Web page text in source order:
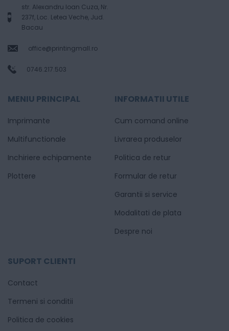
str. Alexandru Ioan Cuza, Nr.
237f, Loc. Letea Veche, Jud.
Bacau
office@printingmall.ro
0746.217.503
MENIU PRINCIPAL
Imprimante
Multifunctionale
Inchiriere echipamente
Plottere
INFORMATII UTILE
Cum comand online
Livrarea produselor
Politica de retur
Formular de retur
Garantii si service
Modalitati de plata
Despre noi
SUPORT CLIENTI
Contact
Termeni si conditii
Politica de cookies